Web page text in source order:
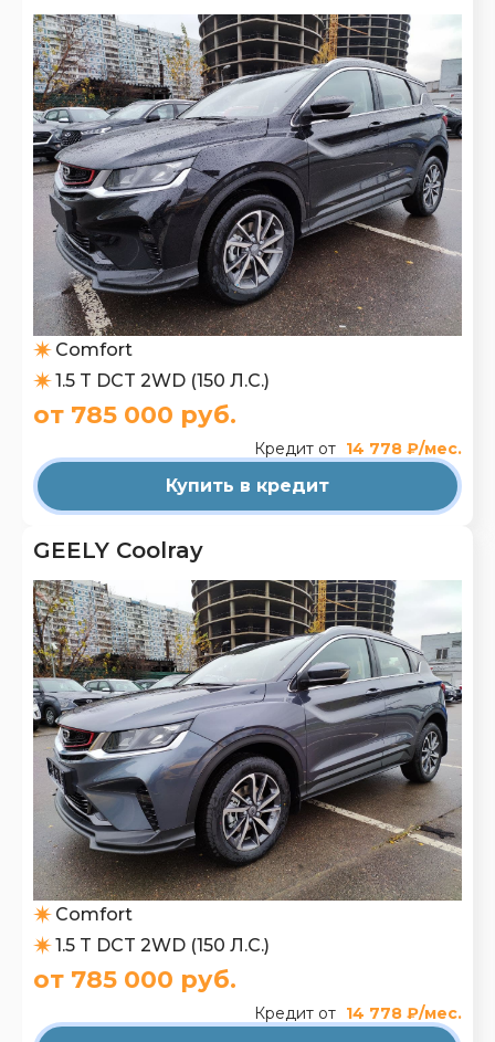
Comfort
1.5 T DCT 2WD (150 Л.С.)
от 785 000 руб.
Кредит от 14 778 ₽/мес.
Купить в кредит
GEELY Coolray
Comfort
1.5 T DCT 2WD (150 Л.С.)
от 785 000 руб.
Кредит от 14 778 ₽/мес.